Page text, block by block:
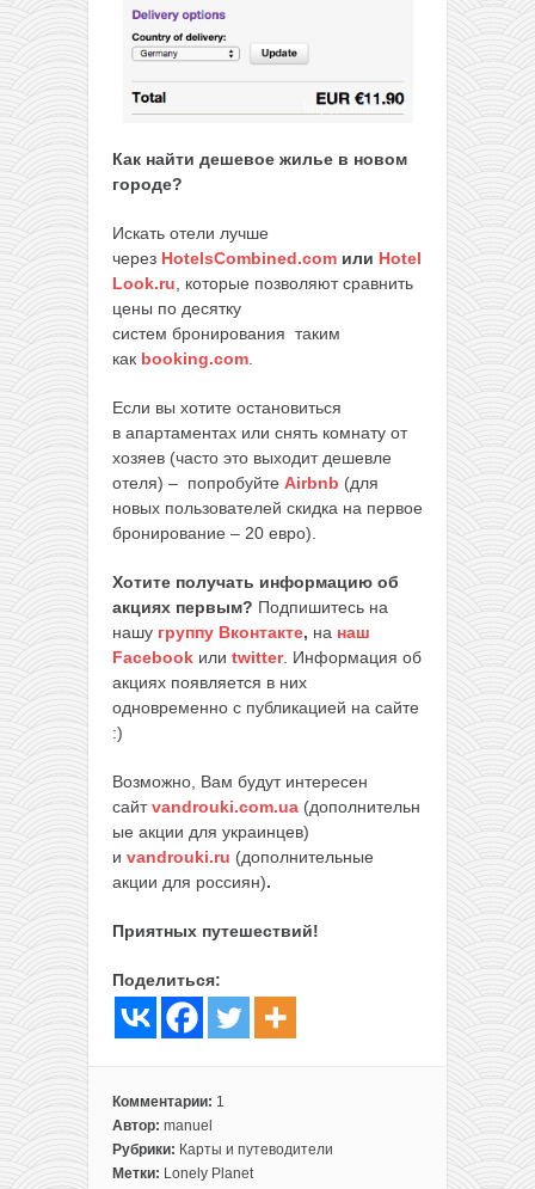
Как найти дешевое жилье в новом
городе?
Искать отели лучше
через HotelsCombined.com или Hotel
Look.ru , которые позволяют сравнить
цены по десятку
систем бронирования таким
как booking.com
Если вы хотите остановиться
в апартаментах или снять комнату от
хозяев (часто это выходит дешевле
отеля) – попробуйте Airbnb (для
новых пользователей скидка на первое
бронирование – 20 евро).
Хотите получать информацию об
акциях первым? Подпишитесь на
нашу группу Вконтакте, на наш
Facebook или twitter. Информация об
акциях появляется в них
одновременно с публикацией на сайте
:)
Возможно, Вам будут интересен
сайтvandrouki.com.ua (дополнительн
ые акции для украинцев)
и vandrouki.ru (дополнительные
акции для россиян).
Приятных путешествий!
Поделиться:
Комментарии: 1
Автор: manuel
Рубрики: Карты и путеводители
Метки: Lonely Planet